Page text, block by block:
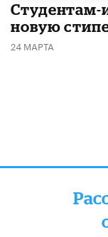
Студентам-
новую
24 МАРТА